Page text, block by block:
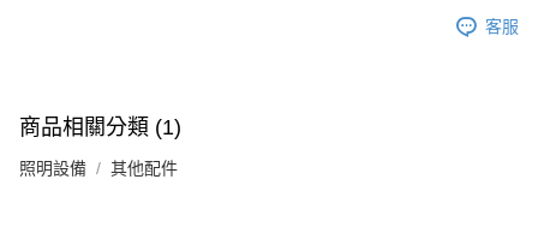
客服
商品相關分類 (1)
照明設備 其他配件